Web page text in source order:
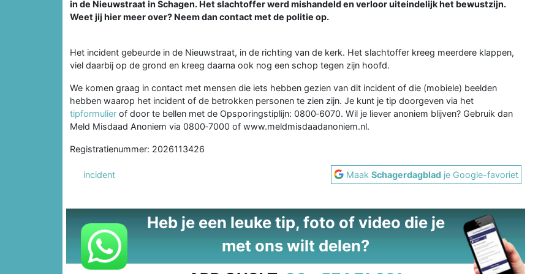
in de Nieuwstraat in Schagen. Het slachtoffer werd mishandeld en verloor uiteindelijk het bewustzijn.
Weet jij hier meer over? Neem dan contact met de politie op.
Het incident gebeurde in de Nieuwstraat, in de richting van de kerk. Het slachtoffer kreeg meerdere klappen,
viel daarbij op de grond en kreeg daarna ook nog een schop tegen zijn hoofd.
We komen graag in contact met mensen die iets hebben gezien van dit incident of die (mobiele) beelden
hebben waarop het incident of de betrokken personen te zien zijn. Je kunt je tip doorgeven via het
tipformulier of door te bellen met de Opsporingstiplijn: 0800‑6070. Wil je liever anoniem blijven? Gebruik dan
Meld Misdaad Anoniem via 0800‑7000 of www.meldmisdaadanoniem.nl.
Registratienummer: 2026113426
incident MaakSchagerdagblad je Google-favoriet
Heb je een leuke tip, foto of video die je
met ons wilt delen?